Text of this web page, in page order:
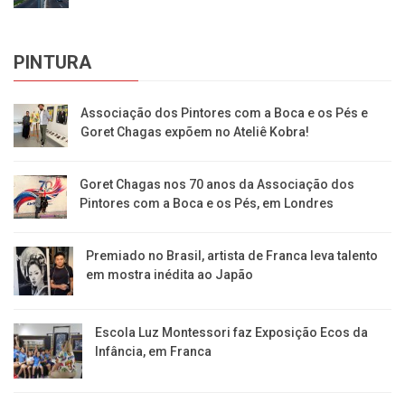
PINTURA
Associação dos Pintores com a Boca e os Pés e
Goret Chagas expõem no Ateliê Kobra!
Goret Chagas nos 70 anos da Associação dos
Pintores com a Boca e os Pés, em Londres
Premiado no Brasil, artista de Franca leva talento
em mostra inédita ao Japão
Escola Luz Montessori faz Exposição Ecos da
Infância, em Franca